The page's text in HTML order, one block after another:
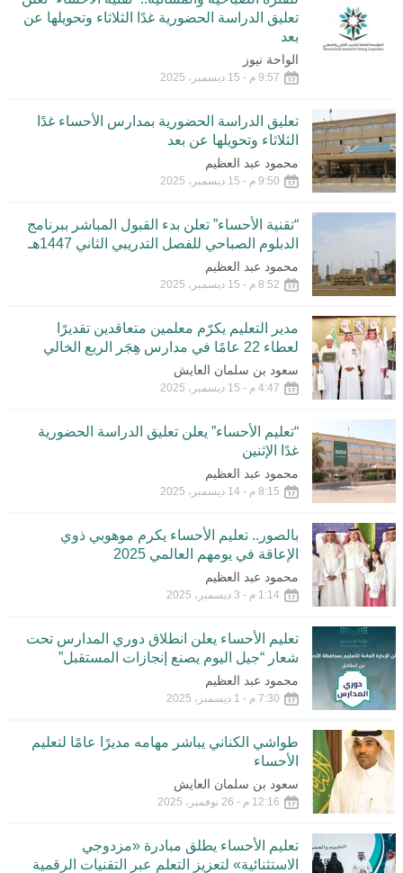
تعليق الدراسة الحضورية غدًا الثلاثاء وتحويلها عن
بعد
الواحة نيوز
9:57 م - 15 ديسمبر، 2025
تعليق الدراسة الحضورية بمدارس الأحساء غدًا
الثلاثاء وتحويلها عن بعد
محمود عبد العظيم
9:50 م - 15 ديسمبر، 2025
“تقنية الأحساء” تعلن بدء القبول المباشر ببرنامج
الدبلوم الصباحي للفصل التدريبي الثاني 1447هـ
محمود عبد العظيم
8:52 م - 15 ديسمبر، 2025
مدير التعليم يكرّم معلمين متعاقدين تقديرًا
لعطاء 22 عامًا في مدارس هِجَر الربع الخالي
سعود بن سلمان العايش
4:47 م - 15 ديسمبر، 2025
“تعليم الأحساء” يعلن تعليق الدراسة الحضورية
غدًا الإثنين
محمود عبد العظيم
8:15 م - 14 ديسمبر، 2025
بالصور.. تعليم الأحساء يكرم موهوبي ذوي
الإعاقة في يومهم العالمي 2025
محمود عبد العظيم
1:14 م - 3 ديسمبر، 2025
تعليم الأحساء يعلن انطلاق دوري المدارس تحت
شعار “جيل اليوم يصنع إنجازات المستقبل”
محمود عبد العظيم
7:30 م - 1 ديسمبر، 2025
طواشي الكناني يباشر مهامه مديرًا عامًا لتعليم
الأحساء
سعود بن سلمان العايش
12:16 م - 26 نوفمبر، 2025
تعليم الأحساء يطلق مبادرة «مزدوجي
الاستثنائية» لتعزيز التعلم عبر التقنيات الرقمية